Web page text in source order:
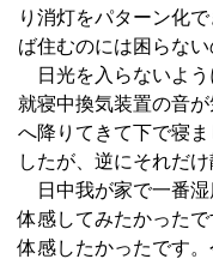
り消灯をパターン化
ば住むのには困らない
日光を入らないよう
就寝中換気装置の音
へ降りてきて下で寝
したが、逆にそれだ
日中我が家で一番湿
体感してみたかった
体感したかったです